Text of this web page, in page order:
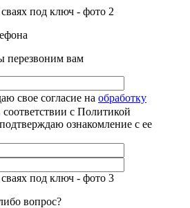
перезвоним вам
свое согласие на обработку
соответствии с Политикой
ознакомление с ее
вопрос?